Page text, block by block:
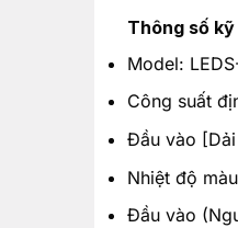
Thông số
Model:
Công suất
Đầu vào
Nhiệt độ
Đầu vào